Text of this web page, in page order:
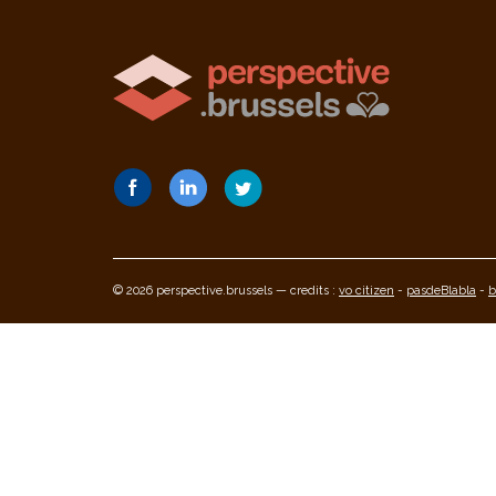
© 2026 perspective.brussels — credits : vo citizen - pasdeBlabla -